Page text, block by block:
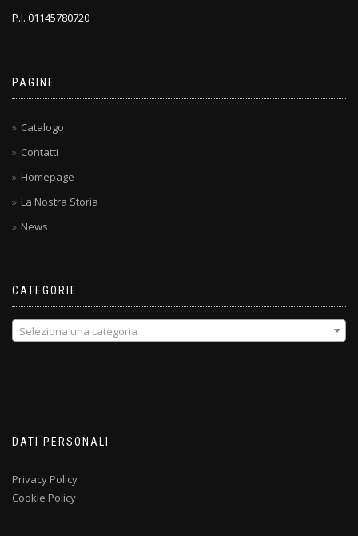
P.I. 01145780720
PAGINE
Catalogo
Contatti
Homepage
La Nostra Storia
News
CATEGORIE
Seleziona una categoria
DATI PERSONALI
Privacy Policy
Cookie Policy